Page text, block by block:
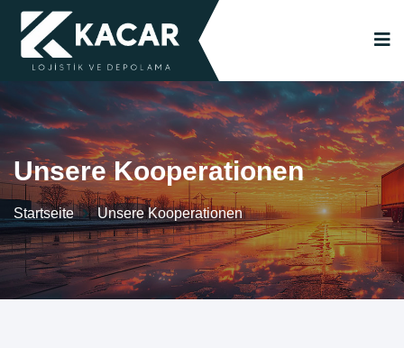
Unsere Kooperationen
Startseite Unsere Kooperationen